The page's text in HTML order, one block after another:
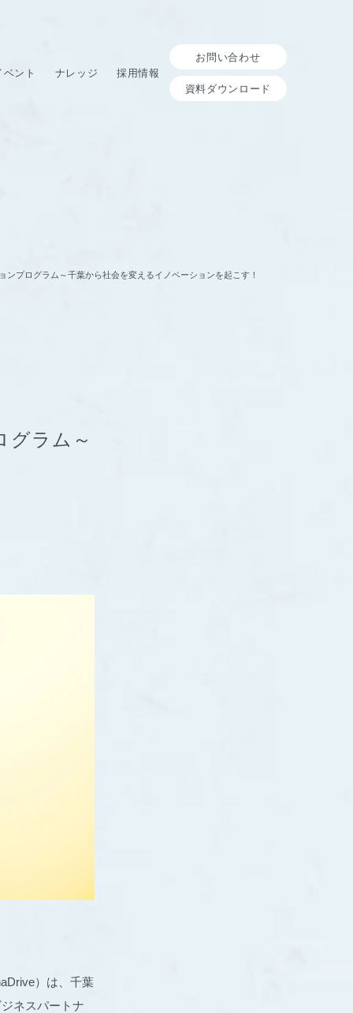
ベント ナレッジ 採用情報
お問い合わせ
資料ダウンロード
ンプログラム～千葉から社会を変えるイノベーションを起こす！
グラム～
）は、千葉
ネスパートナ